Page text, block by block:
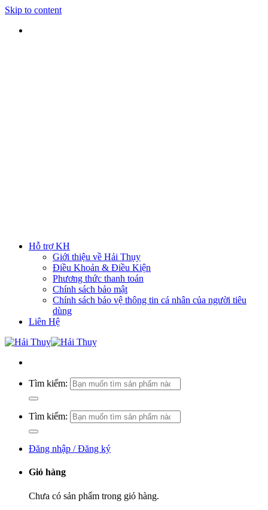
Skip to content
Hỗ trợ KH
Giới thiệu về Hải Thụy
Điều Khoản & Điều Kiện
Phương thức thanh toán
Chính sách bảo mật
Chính sách bảo vệ thông tin cá nhân của người tiêu
dùng
Liên Hệ
Tìm kiếm:
Tìm kiếm:
Đăng nhập / Đăng ký
Giỏ hàng
Chưa có sản phẩm trong giỏ hàng.